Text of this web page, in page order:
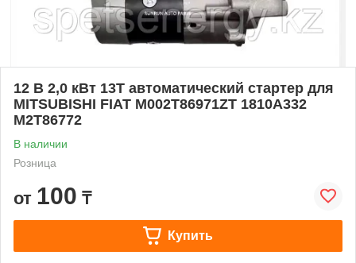
12 В 2,0 кВт 13T автоматический стартер для
MITSUBISHI FIAT M002T86971ZT 1810A332
M2T86772
В наличии
Розница
от 100 ₸
Купить